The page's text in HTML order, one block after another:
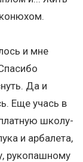
и мне
Да и
Еще учась в
школу-
и арбалета,
рукопашному